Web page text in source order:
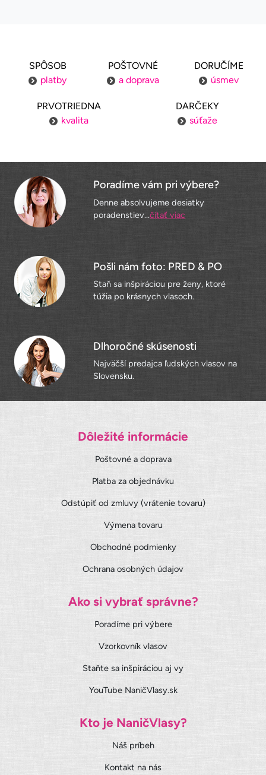
SPÔSOB
platby
POŠTOVNÉ
a doprava
DORUČÍME
úsmev
PRVOTRIEDNA
kvalita
DARČEKY
súťaže
Poradíme vám pri výbere?
Denne absolvujeme desiatky
poradenstiev...čítať viac
Pošli nám foto: PRED & PO
Staň sa inšpiráciou pre ženy, ktoré
túžia po krásnych vlasoch.
Dlhoročné skúsenosti
Najväčší predajca ľudských vlasov na
Slovensku.
Dôležité informácie
Poštovné a doprava
Platba za objednávku
Odstúpiť od zmluvy (vrátenie tovaru)
Výmena tovaru
Obchodné podmienky
Ochrana osobných údajov
Ako si vybrať správne?
Poradíme pri výbere
Vzorkovník vlasov
Staňte sa inšpiráciou aj vy
YouTube NaničVlasy.sk
Kto je NaničVlasy?
Náš príbeh
Kontakt na nás